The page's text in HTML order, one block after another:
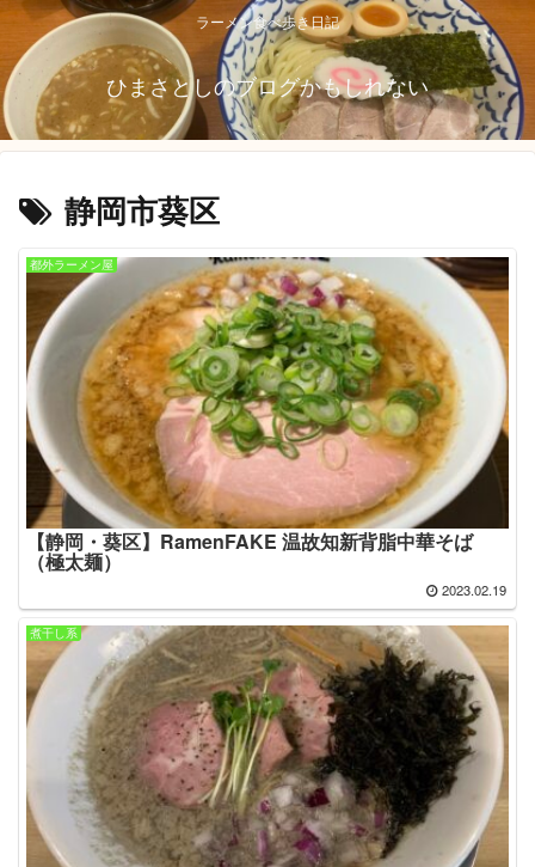
ラーメン食べ歩き日記
ひまさとしのブログかもしれない
静岡市葵区
都外ラーメン屋
【静岡・葵区】RamenFAKE 温故知新背脂中華そば
（極太麺）
2023.02.19
煮干し系